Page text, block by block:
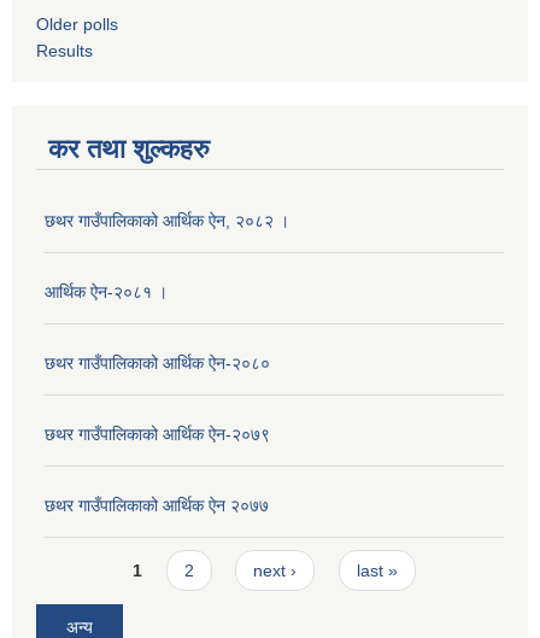
Older polls
Results
कर तथा शुल्कहरु
छथर गाउँपालिकाको आर्थिक ऐन, २०८२ ।
आर्थिक ऐन-२०८१ ।
छथर गाउँपालिकाको आर्थिक ऐन-२०८०
छथर गाउँपालिकाको आर्थिक ऐन-२०७९
छथर गाउँपालिकाको आर्थिक ऐन २०७७
Pages1 2 next › last »
अन्य